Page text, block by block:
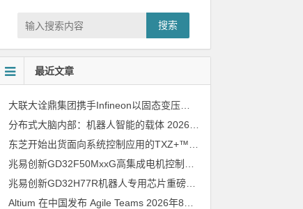
搜索
最近文章
大联大诠鼎集团携手Infineon以固态变压器重构配电效率新标杆
分布式大脑内部：机器人智能的载体 2026年8月6日
兆易创新GD32H77R机器人专用芯片重磅亮相，精准赋能伺服驱动与关节控制
Altium 在中国发布 Agile Teams 2026年8月6日